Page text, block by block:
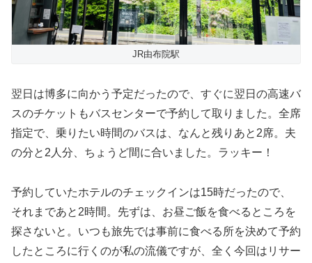
JR由布院駅
翌日は博多に向かう予定だったので、すぐに翌日の高速バ
スのチケットもバスセンターで予約して取りました。全席
指定で、乗りたい時間のバスは、なんと残りあと2席。夫
の分と2人分、ちょうど間に合いました。ラッキー！
予約していたホテルのチェックインは15時だったので、
それまであと2時間。先ずは、お昼ご飯を食べるところを
探さないと。いつも旅先では事前に食べる所を決めて予約
したところに行くのが私の流儀ですが、全く今回はリサー